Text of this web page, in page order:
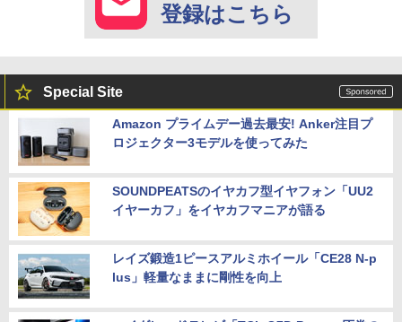
登録はこちら
Special Site
Amazon プライムデー過去最安! Anker注目プ
ロジェクター3モデルを使ってみた
SOUNDPEATSのイヤカフ型イヤフォン「UU2
イヤーカフ」をイヤカフマニアが語る
レイズ鍛造1ピースアルミホイール「CE28 N-p
lus」軽量なままに剛性を向上